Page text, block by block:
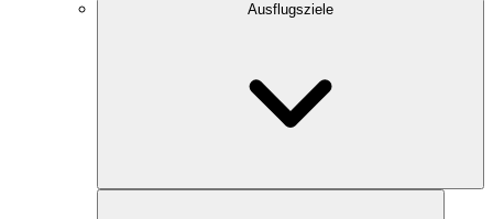
Ausflugsziele